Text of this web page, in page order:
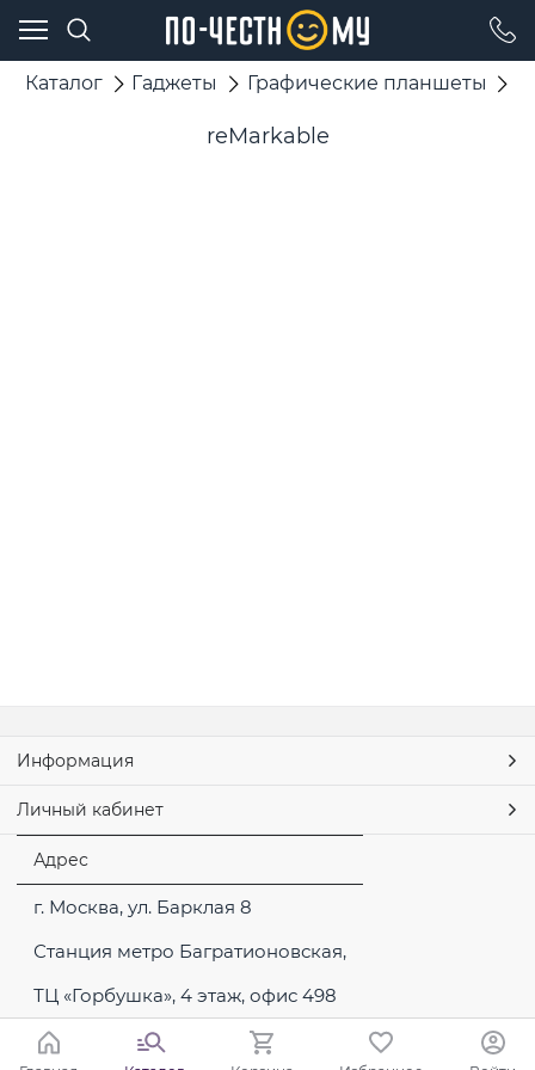
Каталог Гаджеты Графические планшеты
reMarkable
Информация
Личный кабинет
Адрес
г. Москва, ул. Барклая 8
Станция метро Багратионовская,
ТЦ «Горбушка», 4 этаж, офис 498